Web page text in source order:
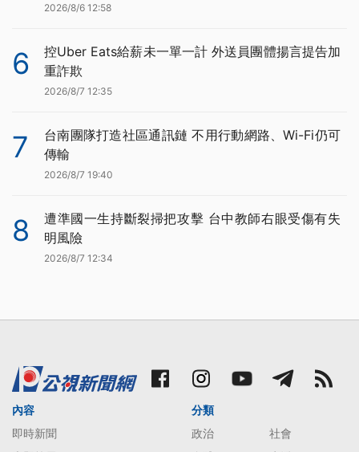
2026/8/6 12:58
6
控Uber Eats給薪未一單一計 外送員團體揚言提告加
重詐欺
2026/8/7 12:35
7
台南團隊打造社區通訊鏈 不用行動網路、Wi-Fi仍可
傳輸
2026/8/7 19:40
8
遭準國一生持斷裂掃把攻擊 台中教師右眼受傷有失
明風險
2026/8/7 12:34
內容
即時新聞
分類
政治
社會